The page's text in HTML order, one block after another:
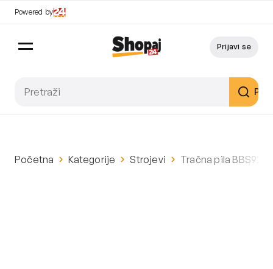
Powered by
Prijavi se
Početna Kategorije Strojevi Tračna pila